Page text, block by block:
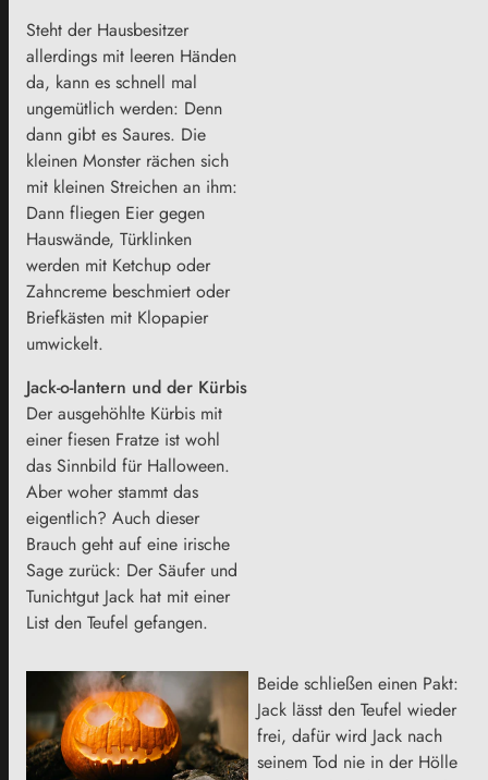
Steht der Hausbesitzer
allerdings mit leeren Händen
da, kann es schnell mal
ungemütlich werden: Denn
dann gibt es Saures. Die
kleinen Monster rächen sich
mit kleinen Streichen an ihm:
Dann fliegen Eier gegen
Hauswände, Türklinken
werden mit Ketchup oder
Zahncreme beschmiert oder
Briefkästen mit Klopapier
umwickelt.
Jack-o-lantern und der Kürbis
Der ausgehöhlte Kürbis mit
einer fiesen Fratze ist wohl
das Sinnbild für Halloween.
Aber woher stammt das
eigentlich? Auch dieser
Brauch geht auf eine irische
Sage zurück: Der Säufer und
Tunichtgut Jack hat mit einer
List den Teufel gefangen.
Beide schließen einen Pakt:
Jack lässt den Teufel wieder
frei, dafür wird Jack nach
seinem Tod nie in der Hölle